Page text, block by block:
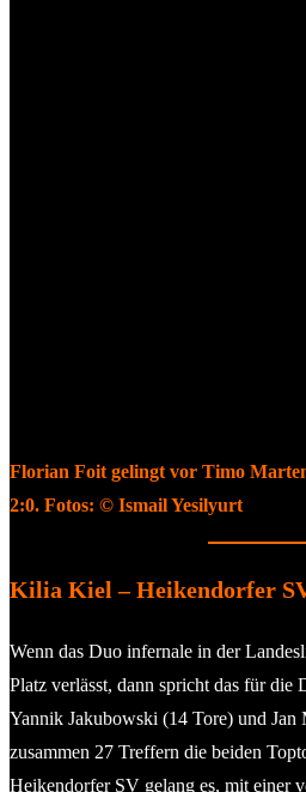
Florian Foit gelingt vor Timo
2:0. Fotos: © Ismail Yesilyurt
Kilia Kiel – Heikendorfer
Wenn das Duo infernale in der
Platz verlässt, dann spricht das für die
Yannik Jakubowski (14 Tore) und Jan
zusammen 27 Treffern die beiden
Heikendorfer SV gelang es, mit einer